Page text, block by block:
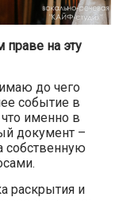
праве на эту
до чего
событие в
именно в
документ –
собственную
раскрытия и